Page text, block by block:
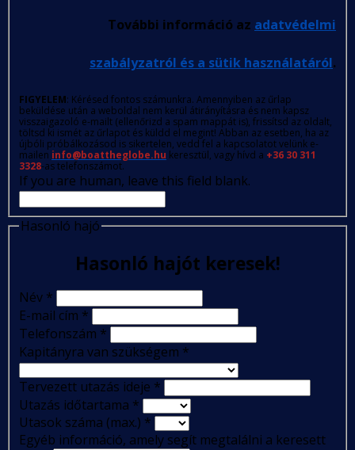
További információ az adatvédelmi
szabályzatról és a sütik használatáról.
FIGYELEM: Kérésed fontos számunkra. Amennyiben az űrlap
beküldése után a weboldal nem kerül átirányításra és nem kapsz
visszaigazoló e-mailt (ellenőrizd a spam mappát is), frissítsd az oldalt,
töltsd ki ismét az űrlapot és küldd el megint! Abban az esetben, ha az
újbóli próbálkozásod is sikertelen, vedd fel a kapcsolatot velünk e-
mailen info@boattheglobe.hu keresztül, vagy hívd a +36 30 311
3328-as telefonszámot.
If you are human, leave this field blank.
Hasonló hajó
Hasonló hajót keresek!
Név *
E-mail cím *
Telefonszám *
Kapitányra van szükségem *
Tervezett utazás ideje *
Utazás időtartama *
Utasok száma (max.) *
Egyéb információ, amely segít megtalálni a keresett